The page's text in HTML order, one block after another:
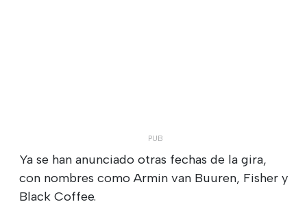
Ya se han anunciado otras fechas de la gira,
con nombres como Armin van Buuren, Fisher y
Black Coffee.